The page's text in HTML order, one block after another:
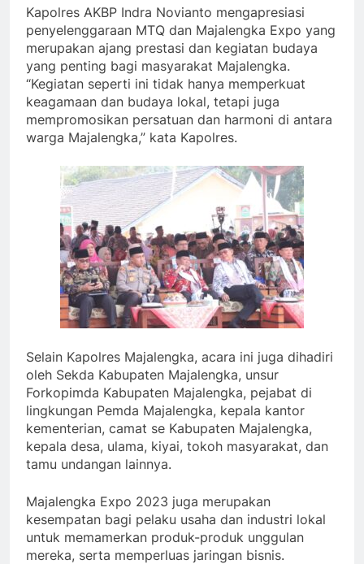
Kapolres AKBP Indra Novianto mengapresiasi
penyelenggaraan MTQ dan Majalengka Expo yang
merupakan ajang prestasi dan kegiatan budaya
yang penting bagi masyarakat Majalengka.
“Kegiatan seperti ini tidak hanya memperkuat
keagamaan dan budaya lokal, tetapi juga
mempromosikan persatuan dan harmoni di antara
warga Majalengka,” kata Kapolres.
Selain Kapolres Majalengka, acara ini juga dihadiri
oleh Sekda Kabupaten Majalengka, unsur
Forkopimda Kabupaten Majalengka, pejabat di
lingkungan Pemda Majalengka, kepala kantor
kementerian, camat se Kabupaten Majalengka,
kepala desa, ulama, kiyai, tokoh masyarakat, dan
tamu undangan lainnya.
Majalengka Expo 2023 juga merupakan
kesempatan bagi pelaku usaha dan industri lokal
untuk memamerkan produk-produk unggulan
mereka, serta memperluas jaringan bisnis.